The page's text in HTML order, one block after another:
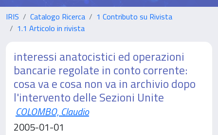
IRIS Catalogo Ricerca
1 Contributo su Rivista
1.1 Articolo in rivista
interessi anatocistici ed operazioni
bancarie regolate in conto corrente:
cosa va e cosa non va in archivio dopo
l'intervento delle Sezioni Unite
COLOMBO, Claudio
2005-01-01